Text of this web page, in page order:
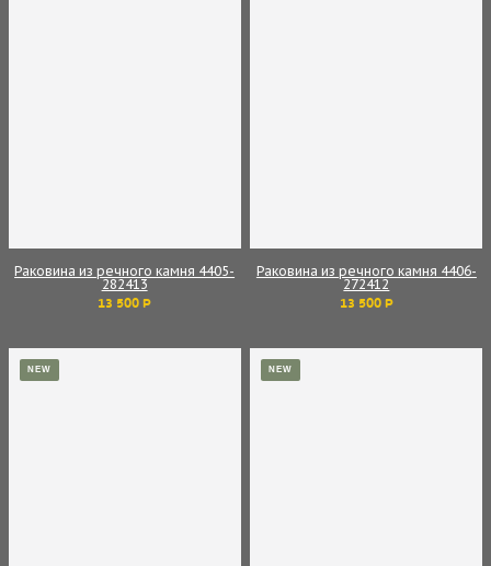
Раковина из речного камня 4405-
282413
13 500 Р
Раковина из речного камня 4406-
272412
13 500 Р
NEW NEW